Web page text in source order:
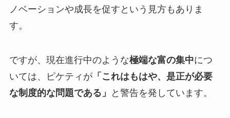
ノベーションや成長を促すという見方もありま
す。
ですが、現在進行中のような極端な富の集中につ
いては、ピケティが「これはもはや、是正が必要
な制度的な問題である」
と警告を発しています。